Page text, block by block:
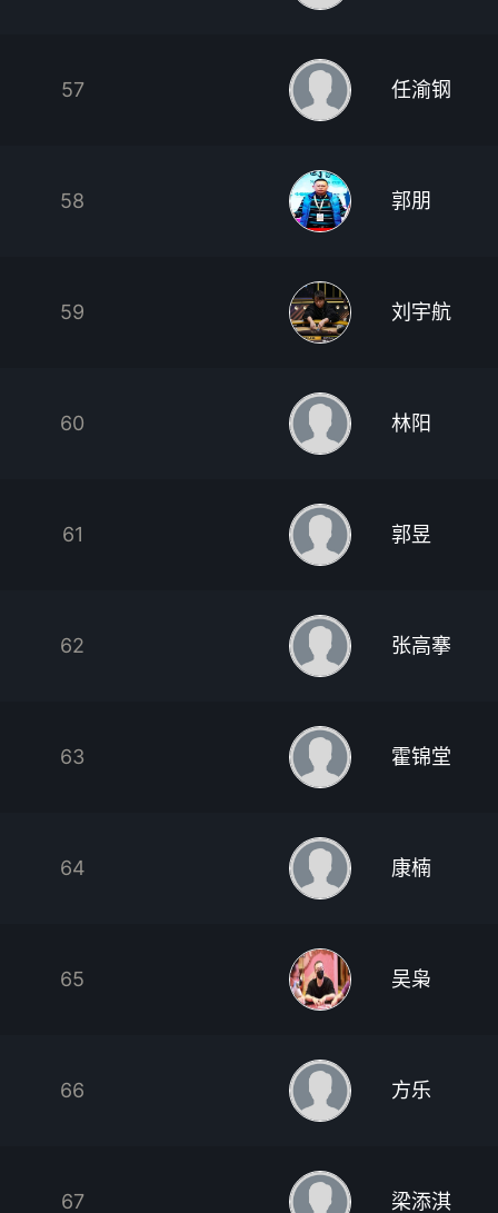
57 任渝钢
58 郭朋
59 刘宇航
60 林阳
61 郭昱
62 张高搴
63 霍锦堂
64 康楠
65 吴枭
66 方乐
67 梁添淇